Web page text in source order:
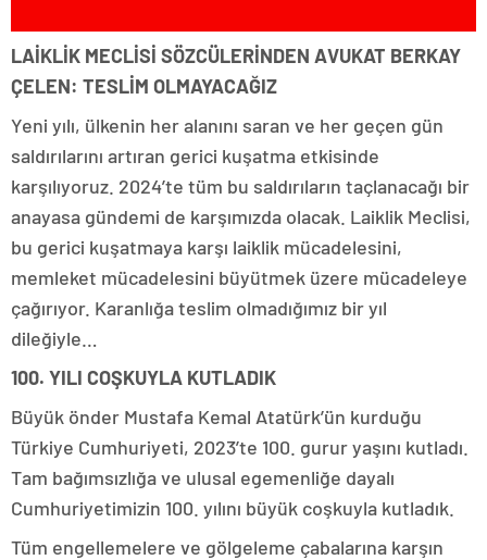
LAİKLİK MECLİSİ SÖZCÜLERİNDEN AVUKAT BERKAY
ÇELEN: TESLİM OLMAYACAĞIZ
Yeni yılı, ülkenin her alanını saran ve her geçen gün
saldırılarını artıran gerici kuşatma etkisinde
karşılıyoruz. 2024’te tüm bu saldırıların taçlanacağı bir
anayasa gündemi de karşımızda olacak. Laiklik Meclisi,
bu gerici kuşatmaya karşı laiklik mücadelesini,
memleket mücadelesini büyütmek üzere mücadeleye
çağırıyor. Karanlığa teslim olmadığımız bir yıl
dileğiyle…
100. YILI COŞKUYLA KUTLADIK
Büyük önder Mustafa Kemal Atatürk’ün kurduğu
Türkiye Cumhuriyeti, 2023’te 100. gurur yaşını kutladı.
Tam bağımsızlığa ve ulusal egemenliğe dayalı
Cumhuriyetimizin 100. yılını büyük coşkuyla kutladık.
Tüm engellemelere ve gölgeleme çabalarına karşın